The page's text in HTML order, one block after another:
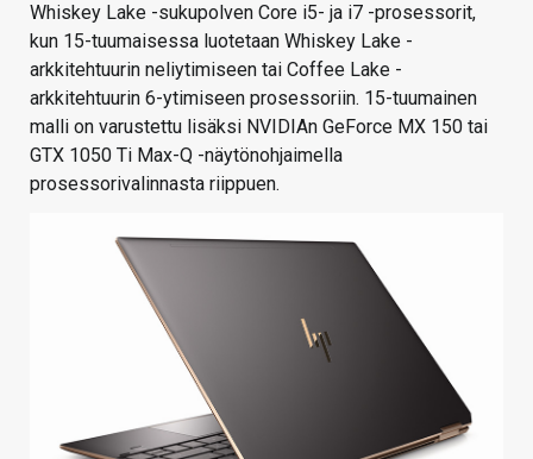
Whiskey Lake -sukupolven Core i5- ja i7 -prosessorit,
kun 15-tuumaisessa luotetaan Whiskey Lake -
arkkitehtuurin neliytimiseen tai Coffee Lake -
arkkitehtuurin 6-ytimiseen prosessoriin. 15-tuumainen
malli on varustettu lisäksi NVIDIAn GeForce MX 150 tai
GTX 1050 Ti Max-Q -näytönohjaimella
prosessorivalinnasta riippuen.